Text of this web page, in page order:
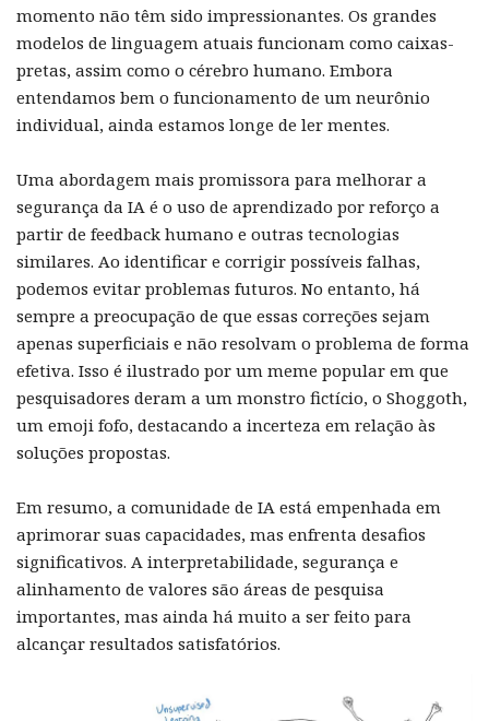
momento não têm sido impressionantes. Os grandes
modelos de linguagem atuais funcionam como caixas-
pretas, assim como o cérebro humano. Embora
entendamos bem o funcionamento de um neurônio
individual, ainda estamos longe de ler mentes.
Uma abordagem mais promissora para melhorar a
segurança da IA é o uso de aprendizado por reforço a
partir de feedback humano e outras tecnologias
similares. Ao identificar e corrigir possíveis falhas,
podemos evitar problemas futuros. No entanto, há
sempre a preocupação de que essas correções sejam
apenas superficiais e não resolvam o problema de forma
efetiva. Isso é ilustrado por um meme popular em que
pesquisadores deram a um monstro fictício, o Shoggoth,
um emoji fofo, destacando a incerteza em relação às
soluções propostas.
Em resumo, a comunidade de IA está empenhada em
aprimorar suas capacidades, mas enfrenta desafios
significativos. A interpretabilidade, segurança e
alinhamento de valores são áreas de pesquisa
importantes, mas ainda há muito a ser feito para
alcançar resultados satisfatórios.